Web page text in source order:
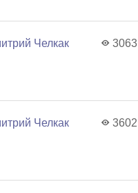
Челкак 3063
Челкак 3602